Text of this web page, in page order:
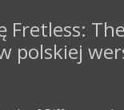
Fretless:
polskiej